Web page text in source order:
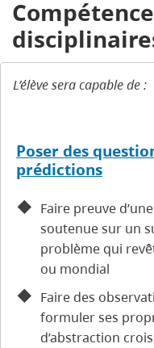
L’élève sera capable de :
Poser des
prédictions
Faire preuve
soutenue sur un
problème qui
ou mondial
Faire des
formuler ses
d’abstraction